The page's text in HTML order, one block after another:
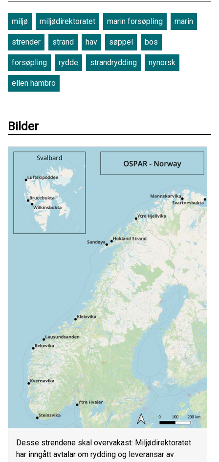
miljø miljødirektoratet marin forsøpling marin
strender strand hav søppel bos
forsøpling rydde strandrydding nynorsk
ellen hambro
Bilder
Desse strendene skal overvakast: Miljødirektoratet
har inngått avtalar om rydding og leveransar av